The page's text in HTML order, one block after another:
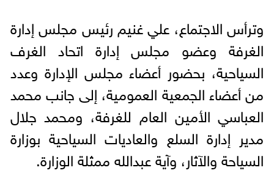
وترأس الاجتماع، علي غنيم رئيس مجلس إدارة
الغرفة وعضو مجلس إدارة اتحاد الغرف
السياحية، بحضور أعضاء مجلس الإدارة وعدد
من أعضاء الجمعية العمومية، إلى جانب محمد
العباسي الأمين العام للغرفة، ومحمد جلال
مدير إدارة السلع والعاديات السياحية بوزارة
السياحة والآثار، وآية عبدالله ممثلة الوزارة.